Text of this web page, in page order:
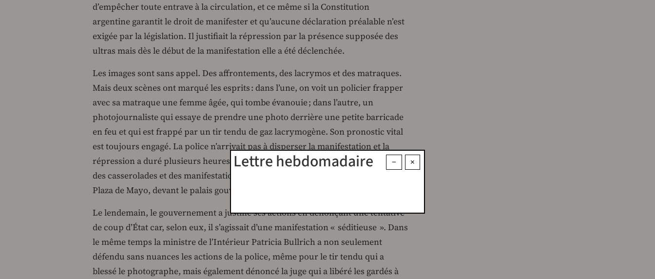
d’empêcher toute entrave à la circulation, et ce même si la Constitution
argentine garantit le droit de manifester et qu’aucune déclaration préalable n’est
exigée par la législation. Il justifiait la répression par la présence supposée des
ultras mais dès le début de la manifestation elle a été déclenchée.
Les images sont sans appel. Des affrontements, des lacrymos et des matraques.
Mais deux scènes ont marqué les esprits : dans l’une, on voit un policier frapper
avec sa matraque une femme âgée, qui tombe évanouie ; dans l’autre, un
photojournaliste qui essaye de prendre une photo derrière une petite barricade
en feu et qui est frappé par un tir tendu de gaz lacrymogène. Son pronostic vital
est toujours engagé. La police n’arrivait pas à disperser la manifestation et la
répression a duré plusieurs heures. Le soir même, la population a répondu avec
des casserolades et des manifestations spontanées, qui ont réussi à atteindre la
Plaza de Mayo, devant le palais gouvernemental.
Le lendemain, le gouvernement a justifié ses actions en dénonçant une tentative
de coup d’État car, selon eux, il s’agissait d’une manifestation « séditieuse ». Dans
le même temps la ministre de l’Intérieur Patricia Bullrich a non seulement
défendu sans nuances les actions de la police, même pour le tir tendu qui a
blessé le photographe, mais également dénoncé la juge qui a libéré les gardés à
×
−
Lettre hebdomadaire